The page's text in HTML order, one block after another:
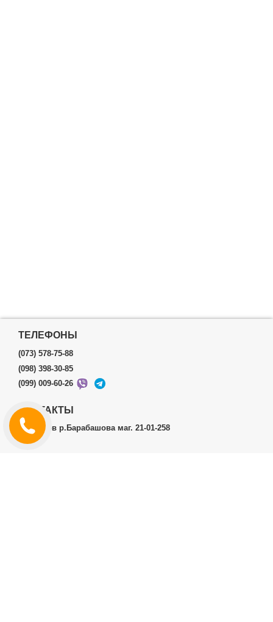
ТЕЛЕФОНЫ
(073) 578-75-88
(098) 398-30-85
(099) 009-60-26
КОНТАКТЫ
г.Харьков р.Барабашова маг. 21-01-258